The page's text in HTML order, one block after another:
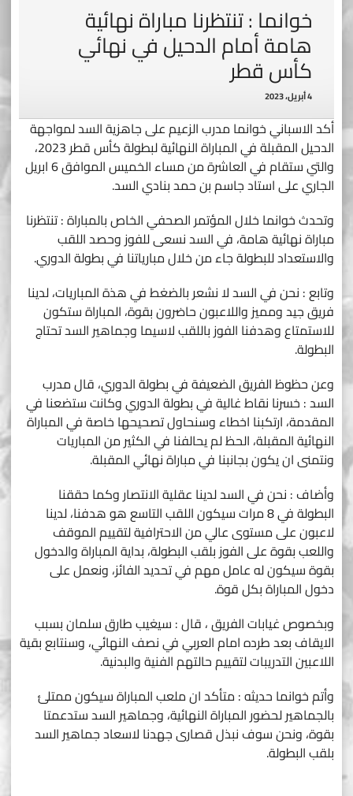
خوانما : تنتظرنا مباراة نهائية
هامة أمام الدحيل في نهائي
كأس قطر
4 أبريل، 2023
أكد الاسباني خوانما مدرب الزعيم على جاهزية السد لمواجهة
الدحيل المقبلة في المباراة النهائية لبطولة كأس قطر 2023،
والتي ستقام في العاشرة من مساء الخميس الموافق 6 ابريل
الجاري على استاد جاسم بن حمد بنادي السد.
وتحدث خوانما خلال المؤتمر الصحفي الخاص بالمباراة : تنتظرنا
مباراة نهائية هامة، في السد نسعى للفوز وحصد اللقب
والاستعداد للبطولة جاء من خلال مبارياتنا في بطولة الدوري.
وتابع : نحن في السد لا نشعر بالضغط في هذة المباريات، لدينا
فريق جيد ومميز واللاعبون حاضرون بقوة، المباراة ستكون
للاستمتاع وهدفنا الفوز باللقب لاسيما وجماهير السد تحتاج
البطولة.
وعن حظوظ الفريق الضعيفة في بطولة الدوري، قال مدرب
السد : خسرنا نقاط غالية في بطولة الدوري وكانت ستضعنا في
المقدمة، ارتكبنا اخطاء وسنحاول تصحيحها خاصة في المباراة
النهائية المقبلة، الحظ لم يحالفنا في الكثير من المباريات
ونتمنى ان يكون بجانبنا في مباراة نهائي المقبلة.
وأضاف : نحن في السد لدينا عقلية الانتصار وكما حققنا
البطولة في 8 مرات سيكون اللقب التاسع هو هدفنا، لدينا
لاعبون على مستوى عالي من الاحترافية لتقييم الموقف
واللعب بقوة على الفوز بلقب البطولة، بداية المباراة والدخول
بقوة سيكون له عامل مهم في تحديد الفائز، ونعمل على
دخول المباراة بكل قوة.
وبخصوص غيابات الفريق ، قال : سيغيب طارق سلمان بسبب
الايقاف بعد طرده امام العربي في نصف النهائي، وسنتابع بقية
اللاعبين التدريبات لتقييم حالتهم الفنية والبدنية.
وأتم خوانما حديثه : متأكد ان ملعب المباراة سيكون ممتلئ
بالجماهير لحضور المباراة النهائية، وجماهير السد ستدعمتا
بقوة، ونحن سوف نبذل قصارى جهدنا لاسعاد جماهير السد
بلقب البطولة.